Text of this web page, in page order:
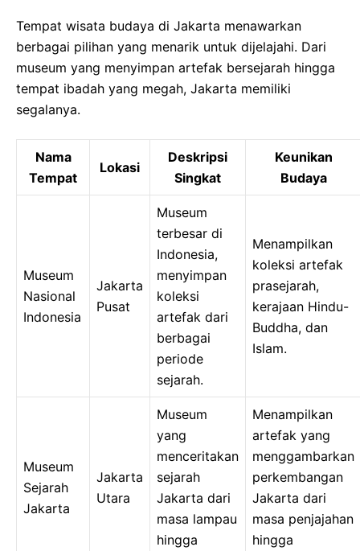
Tempat wisata budaya di Jakarta menawarkan
berbagai pilihan yang menarik untuk dijelajahi. Dari
museum yang menyimpan artefak bersejarah hingga
tempat ibadah yang megah, Jakarta memiliki
segalanya.
Nama
Tempat
Lokasi
Deskripsi
Singkat
Keunikan
Budaya
Museum
Nasional
Indonesia
Jakarta
Pusat
Museum
terbesar di
Indonesia,
menyimpan
koleksi
artefak dari
berbagai
periode
sejarah.
Menampilkan
koleksi artefak
prasejarah,
kerajaan Hindu-
Buddha, dan
Islam.
Museum
Sejarah
Jakarta
Jakarta
Utara
Museum
yang
menceritakan
sejarah
Jakarta dari
masa lampau
hingga
Menampilkan
artefak yang
menggambarkan
perkembangan
Jakarta dari
masa penjajahan
hingga